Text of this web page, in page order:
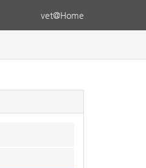
vet@Home